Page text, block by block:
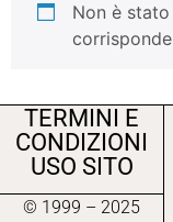
Non è
TERMINI E
CONDIZIONI
USO SITO
© 1999 – 2025